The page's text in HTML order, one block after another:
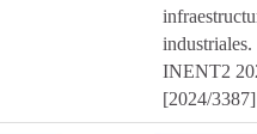
industriales.
INENT2
[2024/3387]